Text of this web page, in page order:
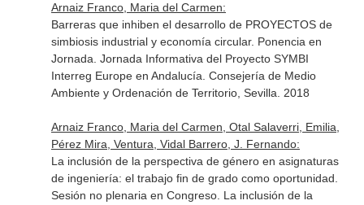
Arnaiz Franco, Maria del Carmen:
Barreras que inhiben el desarrollo de PROYECTOS de
simbiosis industrial y economía circular. Ponencia en
Jornada. Jornada Informativa del Proyecto SYMBI
Interreg Europe en Andalucía. Consejería de Medio
Ambiente y Ordenación de Territorio, Sevilla. 2018
Arnaiz Franco, Maria del Carmen, Otal Salaverri, Emilia,
Pérez Mira, Ventura, Vidal Barrero, J. Fernando:
La inclusión de la perspectiva de género en asignaturas
de ingeniería: el trabajo fin de grado como oportunidad.
Sesión no plenaria en Congreso. La inclusión de la